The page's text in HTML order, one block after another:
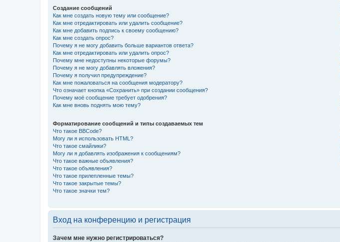
Создание сообщений
Как мне создать новую тему или сообщение?
Как мне отредактировать или удалить сообщение?
Как мне добавить подпись к своему сообщению?
Как мне создать опрос?
Почему я не могу добавить больше вариантов ответа?
Как мне отредактировать или удалить опрос?
Почему мне недоступны некоторые форумы?
Почему я не могу добавлять вложения?
Почему я получил предупреждение?
Как мне пожаловаться на сообщения модератору?
Что означает кнопка «Сохранить» при создании сообщения?
Почему моё сообщение требует одобрения?
Как мне вновь поднять мою тему?
Форматирование сообщений и типы создаваемых тем
Что такое BBCode?
Могу ли я использовать HTML?
Что такое смайлики?
Могу ли я добавлять изображения к сообщениям?
Что такое важные объявления?
Что такое объявления?
Что такое прилепленные темы?
Что такое закрытые темы?
Что такое значки тем?
Вход на конференцию и регистрация
Зачем мне нужно регистрироваться?